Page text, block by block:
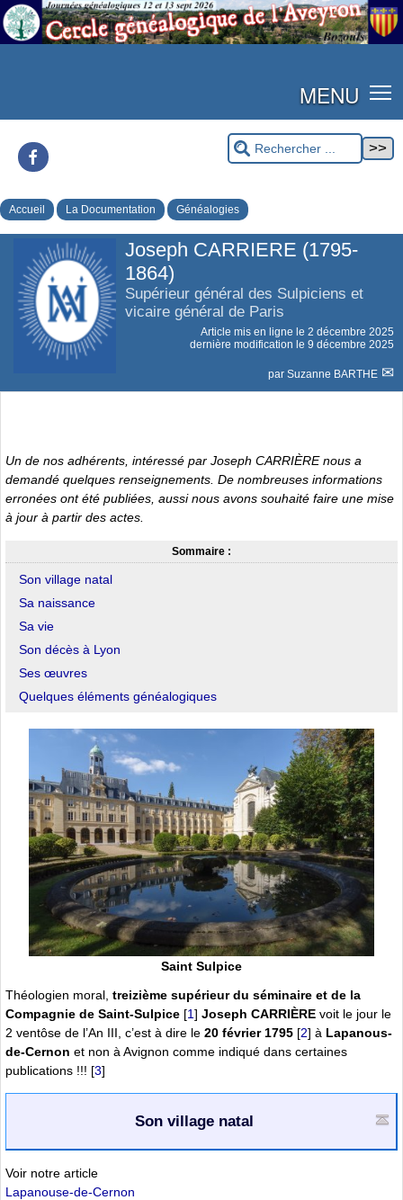
MENU
Accueil La Documentation Généalogies
Joseph CARRIERE (1795-
1864)
Supérieur général des Sulpiciens et
vicaire général de Paris
Article mis en ligne le 2 décembre 2025
dernière modification le 9 décembre 2025
par Suzanne BARTHE
Un de nos adhérents, intéressé par Joseph CARRIÈRE nous a
demandé quelques renseignements. De nombreuses informations
erronées ont été publiées, aussi nous avons souhaité faire une mise
à jour à partir des actes.
Sommaire :
Son village natal
Sa naissance
Sa vie
Son décès à Lyon
Ses œuvres
Quelques éléments généalogiques
Saint Sulpice
Théologien moral, treizième supérieur du séminaire et de la
Compagnie de Saint-Sulpice [1] Joseph CARRIÈRE voit le jour le
2 ventôse de l’An III, c’est à dire le 20 février 1795 [2] à Lapanous-
de-Cernon et non à Avignon comme indiqué dans certaines
publications !!! [3]
Son village natal
Voir notre article
Lapanouse-de-Cernon